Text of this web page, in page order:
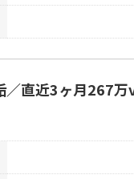
／直近3ヶ月267